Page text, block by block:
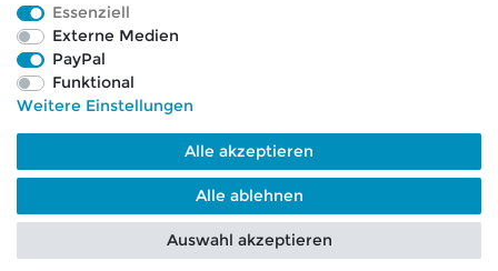
Impressum
Barrierefreiheitserklärung
VERTRAG WIDERRUFEN Kontakt
Essenziell
Externe Medien
PayPal
Funktional
Weitere Einstellungen
Alle akzeptieren
Alle ablehnen
Auswahl akzeptieren